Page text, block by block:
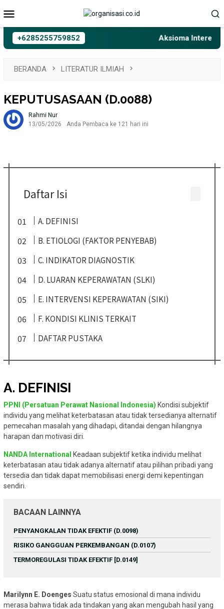
ke
kontenMobile
+6285255759852 Aksioma Interelasi,
BERANDA LITERATUR ILMIAH
KEPUTUSASAAN (D.0088)
Rahmi Nur
13/05/2026
Anda Pembaca ke 121 hari ini
Daftar Isi
A. DEFINISI
B. ETIOLOGI (FAKTOR PENYEBAB)
C. INDIKATOR DIAGNOSTIK
D. LUARAN KEPERAWATAN (SLKI)
E. INTERVENSI KEPERAWATAN (SIKI)
F. KONDISI KLINIS TERKAIT
DAFTAR PUSTAKA
A. DEFINISI
PPNI (Persatuan Perawat Nasional Indonesia) Kondisi subjektif
individu yang melihat keterbatasan atau tidak tersedianya alternatif
pemecahan masalah yang dihadapi, ditandai dengan hilangnya
harapan dan motivasi diri.
NANDA International
Keadaan subjektif ketika individu melihat
keterbatasan atau tidak adanya alternatif atau pilihan pribadi yang
tersedia dan tidak dapat memobilisasi energi demi kepentingan
sendiri.
BACAAN LAINNYA
PENYANGKALAN TIDAK EFEKTIF (D.0098)
RISIKO GANGGUAN PERKEMBANGAN (D.0107)
TERMOREGULASI TIDAK EFEKTIF [D.0149]
Marilynn E. Doenges Suatu status emosional di mana individu
merasa bahwa tidak ada tindakan yang akan mengubah hasil yang